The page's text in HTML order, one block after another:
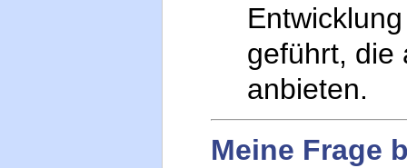
geführt, die
anbieten.
Meine Frage